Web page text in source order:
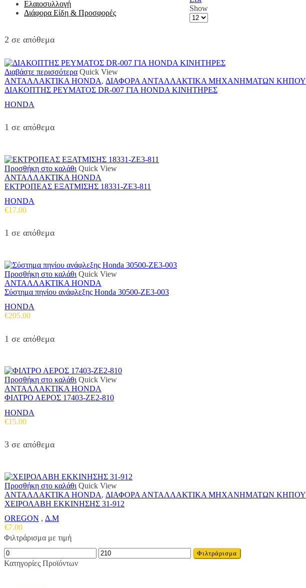
Ελαιοσυλλογή
Διάφορα Είδη & Προσφορές
Show
Products
2 σε απόθεμα
Διαβάστε περισσότερα Quick View
ΑΝΤΑΛΛΑΚΤΙΚΑ HONDA, ΔΙΑΦΟΡΑ ΑΝΤΑΛΛΑΚΤΙΚΑ ΜΗΧΑΝΗΜΑΤΩΝ ΚΗΠΟΥ
ΔΙΑΚΟΠΤΗΣ ΡΕΥΜΑΤΟΣ DR-007 ΓΙΑ HONDA ΚΙΝΗΤΗΡΕΣ
HONDA
1 σε απόθεμα
Προσθήκη στο καλάθι Quick View
ΑΝΤΑΛΛΑΚΤΙΚΑ HONDA
ΕΚΤΡΟΠΕΑΣ ΕΞΑΤΜΙΣΗΣ 18331-ΖΕ3-811
HONDA
€17.00
1 σε απόθεμα
Προσθήκη στο καλάθι Quick View
ΑΝΤΑΛΛΑΚΤΙΚΑ HONDA
Σύστημα πηνίου ανάφλεξης Honda 30500-ZE3-003
HONDA
€205.00
1 σε απόθεμα
Προσθήκη στο καλάθι Quick View
ΑΝΤΑΛΛΑΚΤΙΚΑ HONDA
ΦΙΛΤΡΟ ΑΕΡΟΣ 17403-ZE2-810
HONDA
€15.00
3 σε απόθεμα
Προσθήκη στο καλάθι Quick View
ΑΝΤΑΛΛΑΚΤΙΚΑ HONDA, ΔΙΑΦΟΡΑ ΑΝΤΑΛΛΑΚΤΙΚΑ ΜΗΧΑΝΗΜΑΤΩΝ ΚΗΠΟΥ
ΧΕΙΡΟΛΑΒΗ ΕΚΚΙΝΗΣΗΣ 31-912
OREGON , Δ.Μ
€7.00
Φιλτράρισμα με τιμή
Ελάχιστη
τιμή
Μέγιστη
τιμή
Φιλτράρισμα
Κατηγορίες Προϊόντων